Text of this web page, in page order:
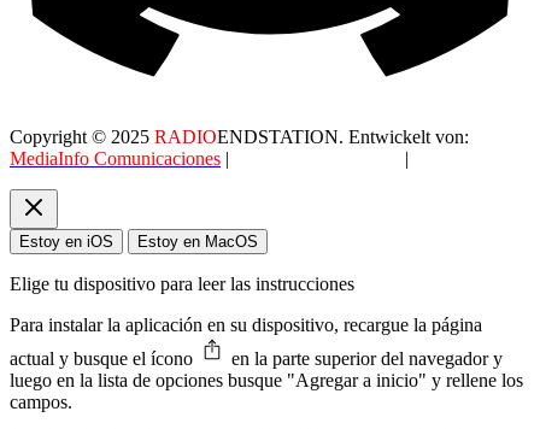
Copyright © 2025 RADIOENDSTATION. Entwickelt von:
MediaInfo Comunicaciones | |
Estoy en iOS Estoy en MacOS
Elige tu dispositivo para leer las instrucciones
Para instalar la aplicación en su dispositivo, recargue la página
actual y busque el ícono
en la parte superior del navegador y
luego en la lista de opciones busque "Agregar a inicio" y rellene los
campos.